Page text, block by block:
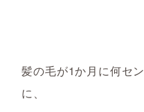
髪の毛が1か月に何セ
に、